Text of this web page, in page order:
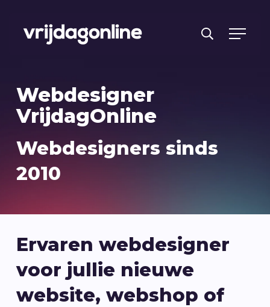
Diensten
Branches
Reviews
Kennisbank
Vacatures
Webdesigner
VrijdagOnline
Webdesigners sinds
2010
Ervaren webdesigner
voor jullie nieuwe
website, webshop of